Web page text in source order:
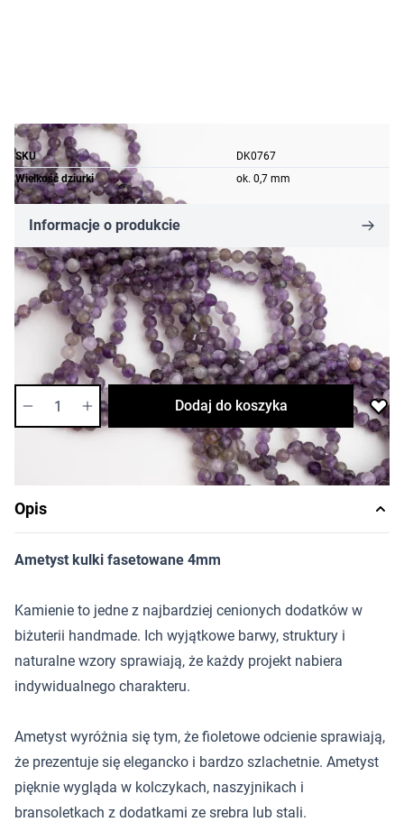
SKU
DK0767
Wielkość dziurki
ok. 0,7 mm
Informacje o produkcie
2,82 zł
Cena za opakowanie
Ilość w opakowaniu: 10 szt.
Dostępność:średnia
Dodaj do koszyka
Opis
Ametyst kulki fasetowane 4mm
Kamienie to jedne z najbardziej cenionych dodatków w
biżuterii handmade. Ich wyjątkowe barwy, struktury i
naturalne wzory sprawiają, że każdy projekt nabiera
indywidualnego charakteru.
Ametyst wyróżnia się tym, że fioletowe odcienie sprawiają,
że prezentuje się elegancko i bardzo szlachetnie. Ametyst
pięknie wygląda w kolczykach, naszyjnikach i
bransoletkach z dodatkami ze srebra lub stali.